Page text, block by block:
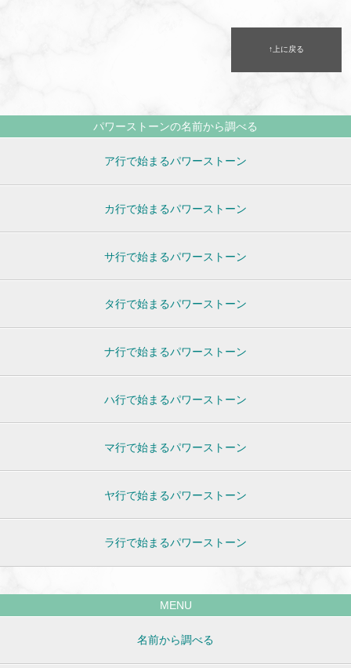
↑上に戻る
パワーストーンの名前から調べる
ア行で始まるパワーストーン
カ行で始まるパワーストーン
サ行で始まるパワーストーン
タ行で始まるパワーストーン
ナ行で始まるパワーストーン
ハ行で始まるパワーストーン
マ行で始まるパワーストーン
ヤ行で始まるパワーストーン
ラ行で始まるパワーストーン
MENU
名前から調べる